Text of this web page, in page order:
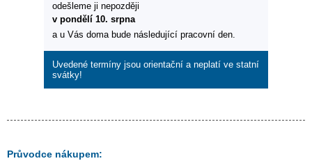
odešleme ji nepozději
v pondělí 10. srpna
a u Vás doma bude následující pracovní den.
Uvedené termíny jsou orientační a neplatí ve statní
svátky!
Průvodce nákupem: